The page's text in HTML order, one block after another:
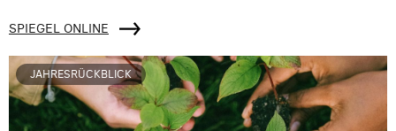
SPIEGEL ONLINE
JAHRESRÜCKBLICK